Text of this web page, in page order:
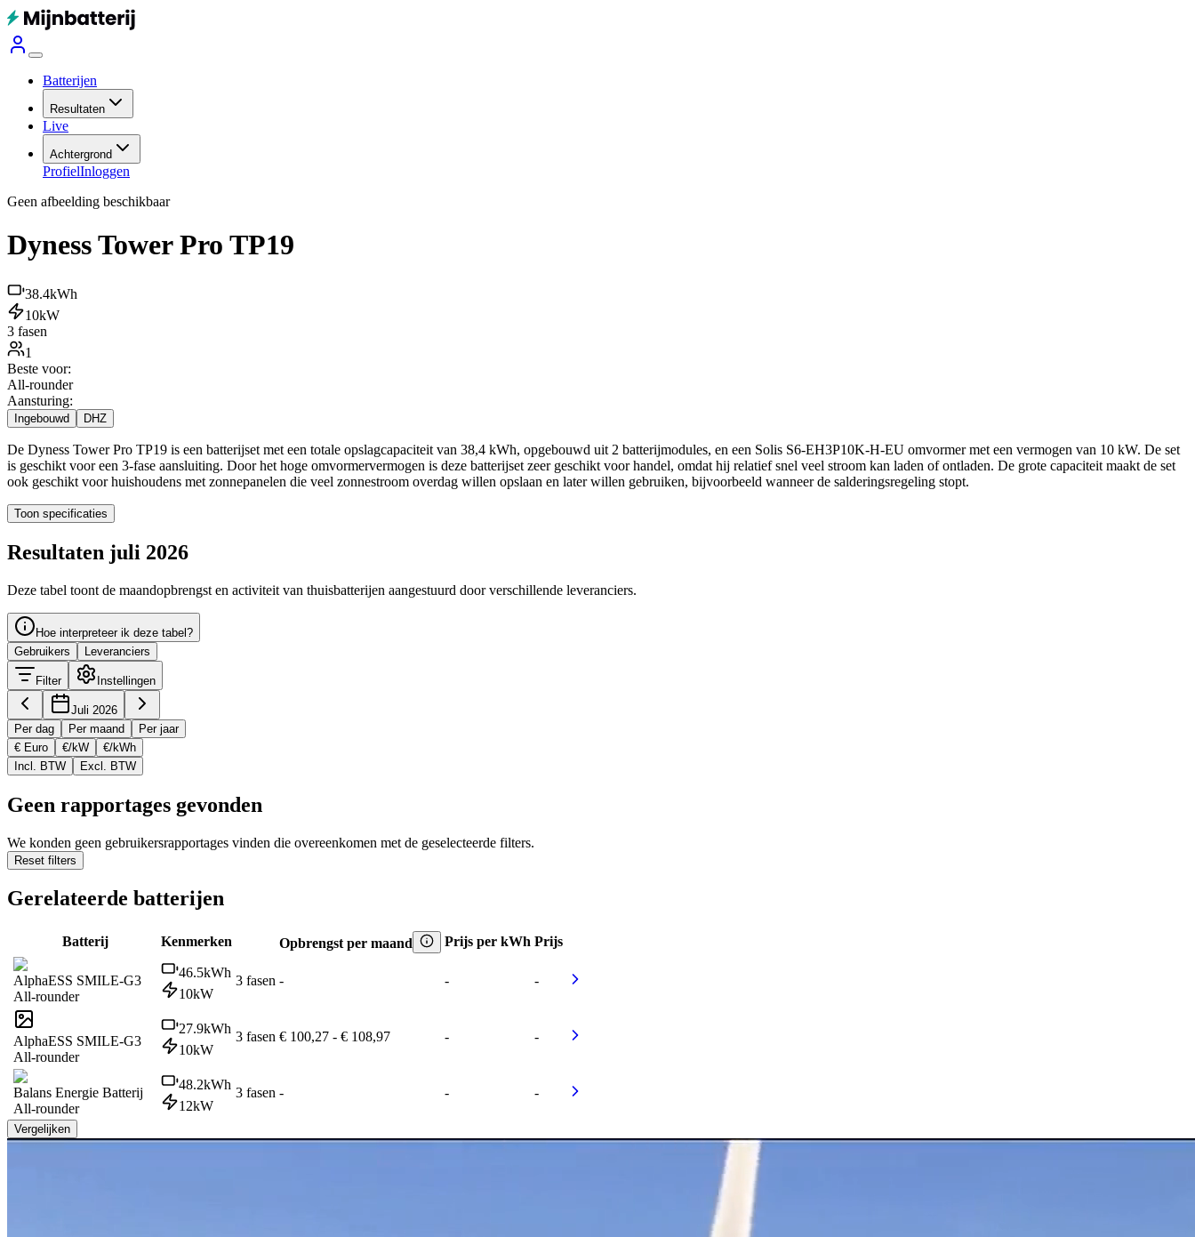
Batterijen
Resultaten
Live
Achtergrond
ProfielInloggen
Geen afbeelding beschikbaar
Dyness Tower Pro TP19
38.4kWh
10kW
3 fasen
1
Beste voor:
All-rounder
Aansturing:
Ingebouwd DHZ
De Dyness Tower Pro TP19 is een batterijset met een totale opslagcapaciteit van 38,4 kWh, opgebouwd uit 2 batterijmodules, en een Solis S6-EH3P10K-H-EU omvormer met een vermogen van 10 kW. De set
is geschikt voor een 3-fase aansluiting. Door het hoge omvormervermogen is deze batterijset zeer geschikt voor handel, omdat hij relatief snel veel stroom kan laden of ontladen. De grote capaciteit maakt de set
ook geschikt voor huishoudens met zonnepanelen die veel zonnestroom overdag willen opslaan en later willen gebruiken, bijvoorbeeld wanneer de salderingsregeling stopt.
Toon specificaties
Resultaten juli 2026
Deze tabel toont de maandopbrengst en activiteit van thuisbatterijen aangestuurd door verschillende leveranciers.
Hoe interpreteer ik deze tabel?
Gebruikers
Leveranciers
Filter Instellingen
Juli 2026
Per dag
Per maand
Per jaar
€ Euro
€/kW
€/kWh
Incl. BTW
Excl. BTW
Geen rapportages gevonden
We konden geen gebruikersrapportages vinden die overeenkomen met de geselecteerde filters.
Reset filters
Gerelateerde batterijen
Batterij Kenmerken Opbrengst per maand Prijs per kWh Prijs
AlphaESS SMILE-G3
All-rounder
46.5kWh
10kW
3 fasen - - -
AlphaESS SMILE-G3
All-rounder
27.9kWh
10kW
3 fasen € 100,27 - € 108,97 - -
Balans Energie Batterij
All-rounder
48.2kWh
12kW
3 fasen - - -
Vergelijken